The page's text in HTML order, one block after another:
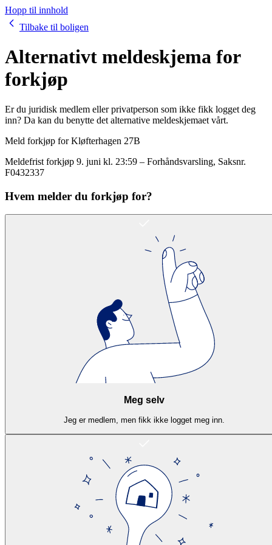
Hopp til innhold
Tilbake til boligen
Alternativt meldeskjema for
forkjøp
Er du juridisk medlem eller privatperson som ikke fikk logget deg
inn? Da kan du benytte det alternative meldeskjemaet vårt.
Meld forkjøp forKløfterhagen 27B
Meldefrist forkjøp 9. juni kl. 23:59 – Forhåndsvarsling, Saksnr.
F0432337
Hvem melder du forkjøp for?
Meg selv
Jeg er medlem, men fikk ikke logget meg inn.